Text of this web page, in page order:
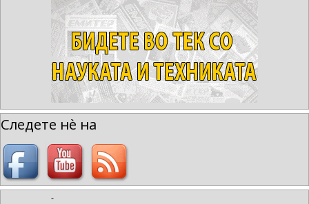
Следете нè на
-